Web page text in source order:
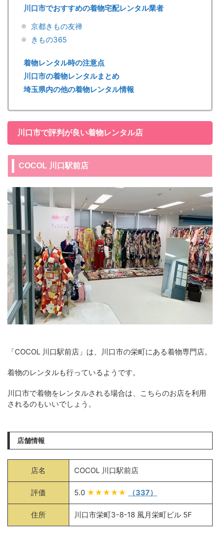
川口市でおすすめの着物宅配レンタル業者
京都きもの友禅
きもの365
着物レンタル時の注意点
川口市の着物レンタルまとめ
埼玉県内の他の着物レンタル情報
川口市で評判が良い着物レンタル店
COCOL 川口駅前店
「COCOL 川口駅前店」は、川口市の栄町にある着物専門店。
着物のレンタルも行っているようです。
川口市で着物をレンタルされる場合は、こちらのお店を利用
されるのもいいでしょう。
店舗情報
店名 COCOL 川口駅前店
評価 5.0 ★★★★★ （337）
住所 川口市栄町3-8-18 風月栄町ビル 5F